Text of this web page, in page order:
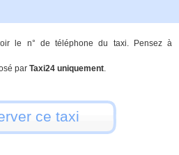
le n° de téléphone du taxi. Pensez à
par Taxi24 uniquement.
ce taxi